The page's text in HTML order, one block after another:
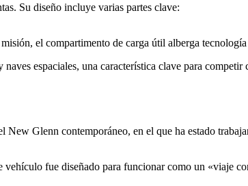
Su diseño incluye varias partes clave:
el compartimento de carga útil alberga
espaciales, una característica clave para
Glenn contemporáneo, en el que ha estado
fue diseñado para funcionar como un «viaje